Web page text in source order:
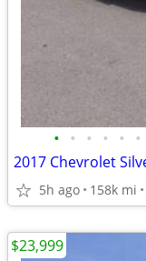
• • • • • •
5h ago 158k mi
$23,999